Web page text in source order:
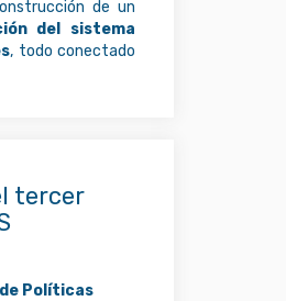
de un
del sistema
, todo conectado
tercer
Políticas